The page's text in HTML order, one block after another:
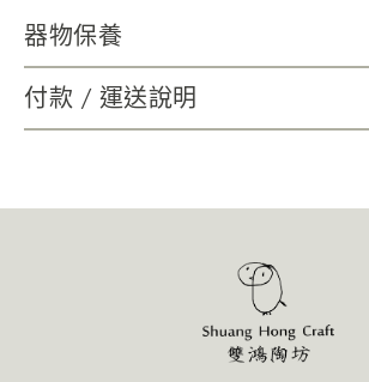
器物保養
陶瓷器清潔：請以海綿、精緻瓷器專用
砂功能之餐具中性洗劑，延長使用年限；
木質及金屬材質如需清潔，請以柔軟乾
使用後會隨著時間表面有可能產
付款 / 運送說明